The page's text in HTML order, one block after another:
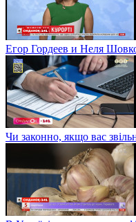
Егор Гордеев и Неля
Чи законно, якщо вас